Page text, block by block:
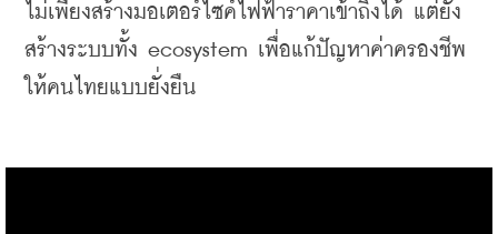
ไม่เพียงสร้างมอเตอร์ไซค์ไฟฟ้าราคาเข้าถึงได้ แต่ยัง
สร้างระบบทั้ง ecosystem เพื่อแก้ปัญหาค่าครองชีพ
ให้คนไทยแบบยั่งยืน